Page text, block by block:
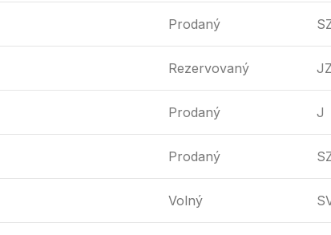
Prodaný
Rezervovaný JZ
Prodaný J
Prodaný
Volný